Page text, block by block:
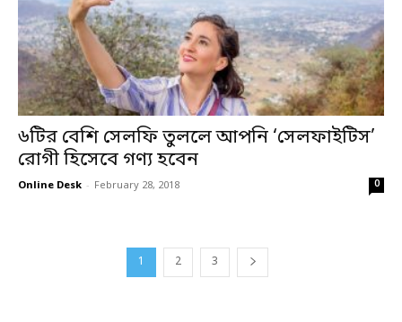
৬টির বেশি সেলফি তুললে আপনি ‘সেলফাইটিস’
রোগী হিসেবে গণ্য হবেন
Online Desk - February 28, 2018 0
1 2 3